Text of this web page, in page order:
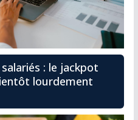
: le jackpot
lourdement